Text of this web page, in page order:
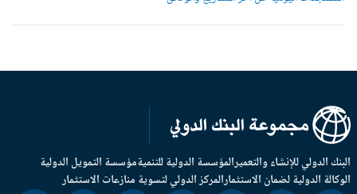
الدولي للإنشاء والتعميرالمؤسسة الدولية للتنميةمؤسسة التمويل الدولية
الدولية لضمان الاستثمارالمركز الدولي لتسوية منازعات الاستثمار